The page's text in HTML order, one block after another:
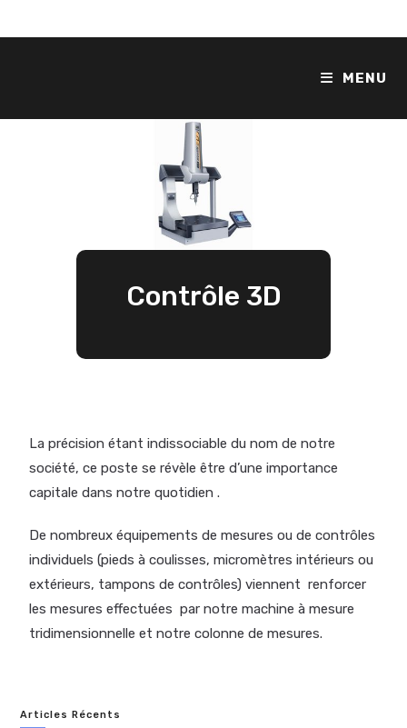
MENU
Contrôle 3D
La précision étant indissociable du nom de notre
société, ce poste se révèle être d’une importance
capitale dans notre quotidien .
De nombreux équipements de mesures ou de contrôles
individuels (pieds à coulisses, micromètres intérieurs ou
extérieurs, tampons de contrôles) viennent renforcer
les mesures effectuées par notre machine à mesure
tridimensionnelle et notre colonne de mesures.
Articles Récents